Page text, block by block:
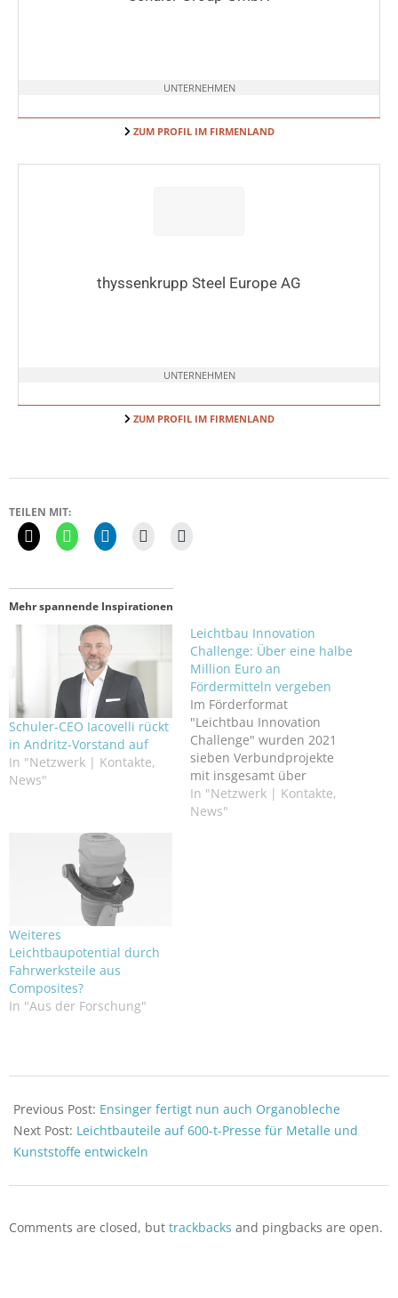
UNTERNEHMEN
ZUM PROFIL IM FIRMENLAND
thyssenkrupp Steel Europe AG
UNTERNEHMEN
ZUM PROFIL IM FIRMENLAND
TEILEN MIT:
Mehr spannende Inspirationen
Schuler-CEO Iacovelli rückt
in Andritz-Vorstand auf
In "Netzwerk | Kontakte,
News"
Leichtbau Innovation
Challenge: Über eine halbe
Million Euro an
Fördermitteln vergeben
Im Förderformat
"Leichtbau Innovation
Challenge" wurden 2021
sieben Verbundprojekte
mit insgesamt über
500.000 Euro zur
Förderung ausgewählt.
In "Netzwerk | Kontakte,
News"
Weiteres
Leichtbaupotential durch
Fahrwerksteile aus
Composites?
In "Aus der Forschung"
12-
03
Previous Post: Ensinger fertigt nun auch Organobleche
Next Post: Leichtbauteile auf 600-t-Presse für Metalle und
Kunststoffe entwickeln
Comments are closed, but trackbacks and pingbacks are open.